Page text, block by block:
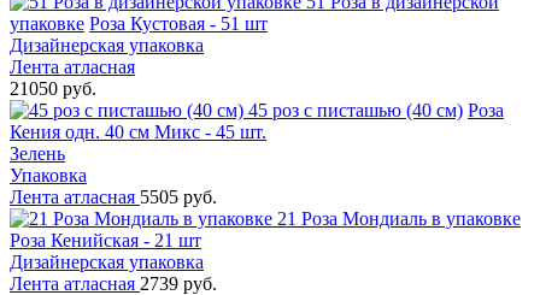
упаковке Роза Кустовая - 51 шт
Дизайнерская упаковка
Лента атласная
21050 руб.
45 роз с писташью (40 см) Роза
Кения одн. 40 см Микс - 45 шт.
Зелень
Упаковка
Лента атласная 5505 руб.
21 Роза Мондиаль в упаковке
Роза Кенийская - 21 шт
Дизайнерская упаковка
Лента атласная 2739 руб.